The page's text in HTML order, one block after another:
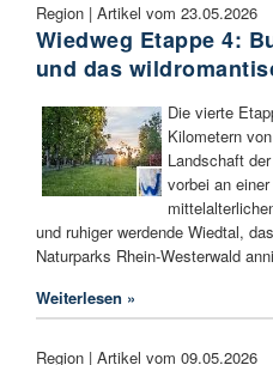
Region | Artikel vom 23.05.2026
Wiedweg Etappe 4:
und das
Die vierte
Kilometern
Landschaft
vorbei an
und ruhiger werdende Wiedtal,
Naturparks Rhein-Westerwald
Weiterlesen »
Region | Artikel vom 09.05.2026